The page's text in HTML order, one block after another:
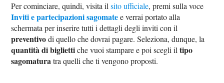
Per cominciare, quindi, visita ilsito ufficiale, premi sulla voce
Inviti e partecipazioni sagomatee verrai portato alla
schermata per inserire tutti i dettagli degli inviti con il
preventivodi quello che dovrai pagare. Seleziona, dunque, la
quantità di bigliettiche vuoi stampare e poi scegli iltipo
sagomaturatra quelli che ti vengono proposti.